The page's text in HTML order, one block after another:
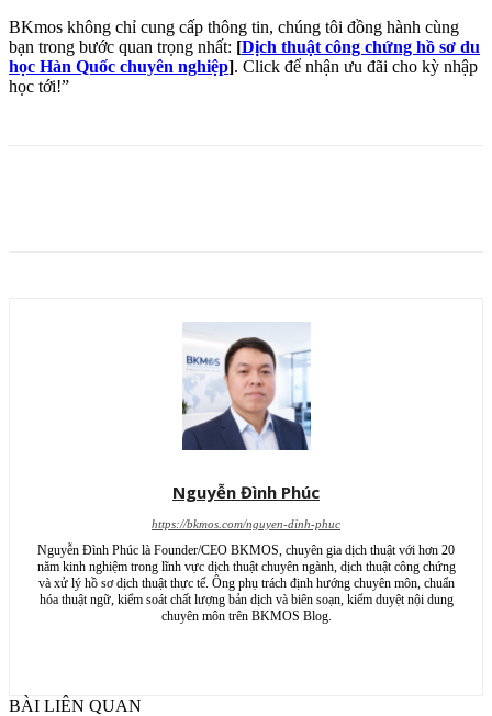
BKmos không chỉ cung cấp thông tin, chúng tôi đồng hành cùng
bạn trong bước quan trọng nhất: [Dịch thuật công chứng hồ sơ du
học Hàn Quốc chuyên nghiệp]. Click để nhận ưu đãi cho kỳ nhập
học tới!”
Nguyễn Đình Phúc
https://bkmos.com/nguyen-dinh-phuc
Nguyễn Đình Phúc là Founder/CEO BKMOS, chuyên gia dịch thuật với hơn 20
năm kinh nghiệm trong lĩnh vực dịch thuật chuyên ngành, dịch thuật công chứng
và xử lý hồ sơ dịch thuật thực tế. Ông phụ trách định hướng chuyên môn, chuẩn
hóa thuật ngữ, kiểm soát chất lượng bản dịch và biên soạn, kiểm duyệt nội dung
chuyên môn trên BKMOS Blog.
BÀI LIÊN QUAN